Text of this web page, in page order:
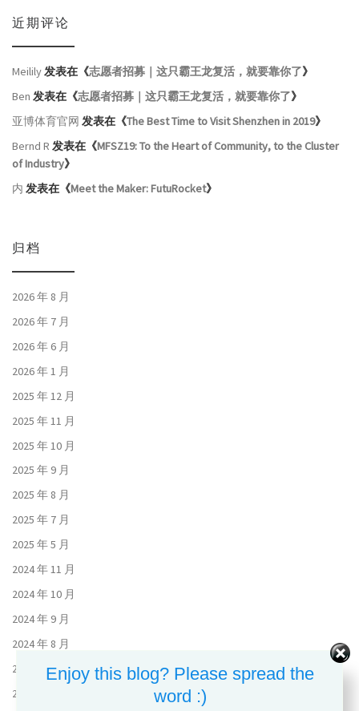
近期评论
Meilily发表在《志愿者招募｜这只霸王龙复活，就要靠你了》
Ben 发表在《志愿者招募｜这只霸王龙复活，就要靠你了》
亚博体育官网 发表在《The Best Time to Visit Shenzhen in 2019》
Bernd R 发表在《MFSZ19: To the Heart of Community, to the Cluster
of Industry》
内 发表在《Meet the Maker: FutuRocket》
归档
2026 年 8 月
2026 年 7 月
2026 年 6 月
2026 年 1 月
2025 年 12 月
2025 年 11 月
2025 年 10 月
2025 年 9 月
2025 年 8 月
2025 年 7 月
2025 年 5 月
2024 年 11 月
2024 年 10 月
2024 年 9 月
2024 年 8 月
2024 年 7 月
2024 年 6 月
Enjoy this blog? Please spread the
word :)